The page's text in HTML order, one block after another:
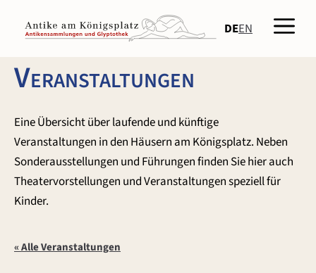
Inhalt
springen
DEEN
Veranstaltungen
Eine Übersicht über laufende und künftige
Veranstaltungen in den Häusern am Königsplatz. Neben
Sonderausstellungen und Führungen finden Sie hier auch
Theatervorstellungen und Veranstaltungen speziell für
Kinder.
« Alle Veranstaltungen